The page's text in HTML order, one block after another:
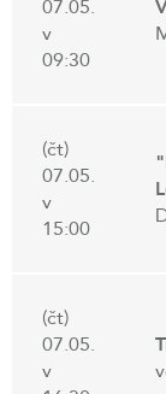
07.05.
v
09:30
(čt)
07.05.
v
15:00
(čt)
07.05.
v